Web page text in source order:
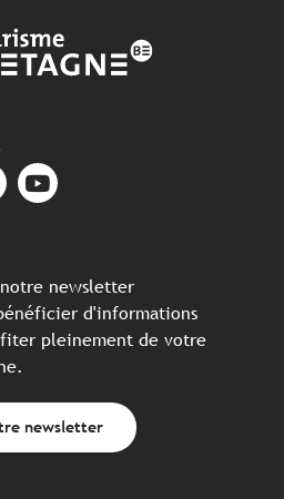
notre newsletter
d'informations
pleinement de votre
newsletter